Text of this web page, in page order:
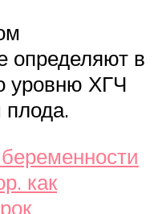
определяют в
уровню ХГЧ
плода.